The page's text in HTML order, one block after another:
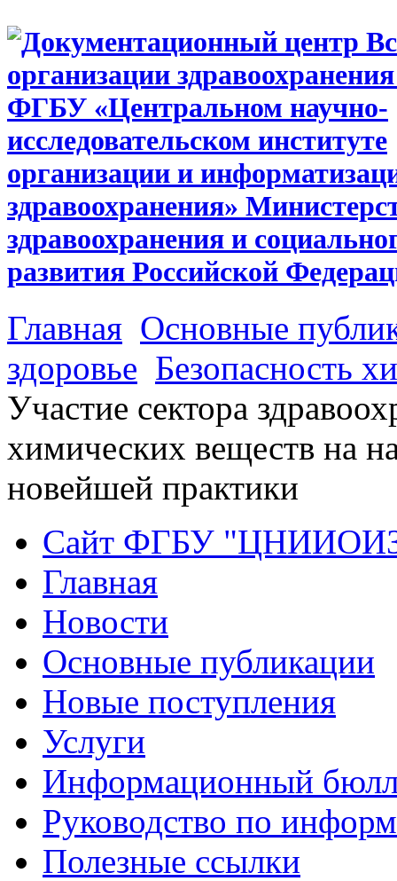
Главная Основные
здоровье Безопасность
Участие сектора
химических веществ на
новейшей практики
Сайт ФГБУ
Главная
Новости
Основные публикации
Новые поступления
Услуги
Информационный
Руководство по
Полезные ссылки